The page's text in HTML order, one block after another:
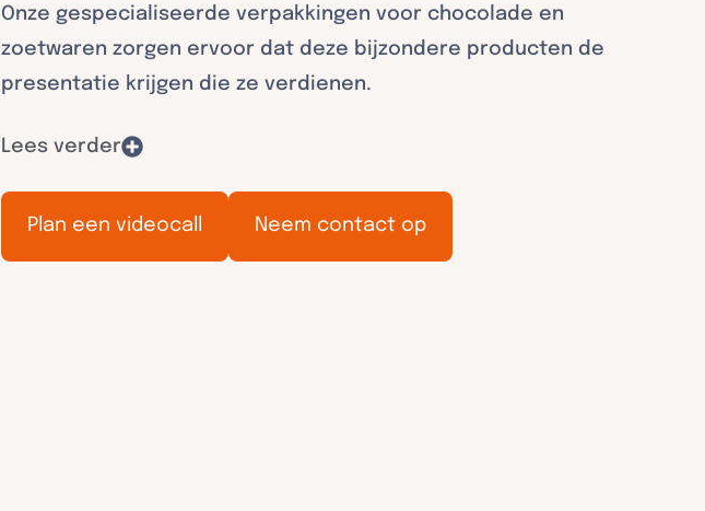
Onze gespecialiseerde verpakkingen voor chocolade en
zoetwaren zorgen ervoor dat deze bijzondere producten de
presentatie krijgen die ze verdienen.
Lees verder
Plan een videocall Neem contact op